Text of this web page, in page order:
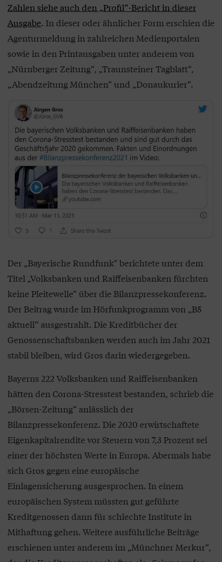
Zahlen siehe auch den „Profil“-Bericht in dieser
Ausgabe. In dieser oder ähnlicher Form erschien die
Agenturmeldung in zahlreichen Medienportalen
sowie in den Printausgaben unter anderem von
„Nürnberger Zeitung“, „Traunsteiner Tagblatt“,
„Abendzeitung München“ und „Donaukurier“.
Der „Bayerische Rundfunk" berichtete unter dem
Titel „Volksbanken und Raiffeisenbanken fürchten
keine Pleitewelle“ über die Bilanzpressekonferenz.
Der Beitrag wurde im Hörfunkprogramm von „B5
aktuell“ ausgestrahlt. Die Kreditbücher der
Genossenschaftsbanken werden auch im Jahr 2021
stabil bleiben, wird Gros darin wiedergegeben.
Bayerns 222 Volksbanken und Raiffeisenbanken
hätten den Corona-Stresstest bestanden, schrieb die
„Börsen-Zeitung“ anlässlich der
Bilanzpressekonferenz. Die 2020 erwirtschaftete
Eigenkapitalrendite vor Steuern von 7,3 Prozent sei
einer der höchsten Werte in Europa. Abermals habe
sich Gros gegen eine europäische
Einlagensicherung ausgesprochen. In einem
europäischen System müssten gut geführte
Kreditgenossen dann für schlechte Institute in
Mithaftung gehen. Weitere ausführliche Beiträge
erschienen unter anderem im „Münchner Merkur“,